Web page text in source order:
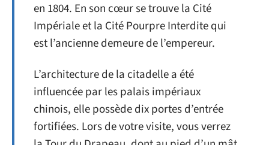
en 1804. En son cœur se trouve la Cité
Impériale et la Cité Pourpre Interdite qui
est l’ancienne demeure de l’empereur.
L’architecture de la citadelle a été
influencée par les palais impériaux
chinois, elle possède dix portes d’entrée
fortifiées. Lors de votre visite, vous verrez